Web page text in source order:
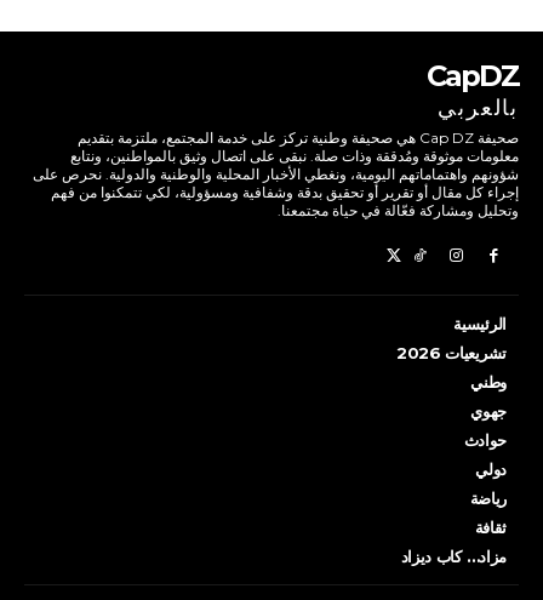
CapDZ
بالعربي
صحيفة Cap DZ هي صحيفة وطنية تركز على خدمة المجتمع، ملتزمة بتقديم
معلومات موثوقة ومُدققة وذات صلة. نبقى على اتصال وثيق بالمواطنين، ونتابع
شؤونهم واهتماماتهم اليومية، ونغطي الأخبار المحلية والوطنية والدولية. نحرص على
إجراء كل مقال أو تقرير أو تحقيق بدقة وشفافية ومسؤولية، لكي تتمكنوا من فهم
وتحليل ومشاركة فعّالة في حياة مجتمعنا.
الرئيسية
تشريعيات 2026
وطني
جهوي
حوادث
دولي
رياضة
ثقافة
مزاد… كاب ديزاد